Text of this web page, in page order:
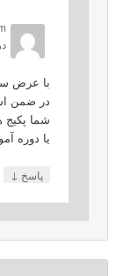
با عرض
در ضمن
شما پکیج
یا دوره
پاسخ ↓